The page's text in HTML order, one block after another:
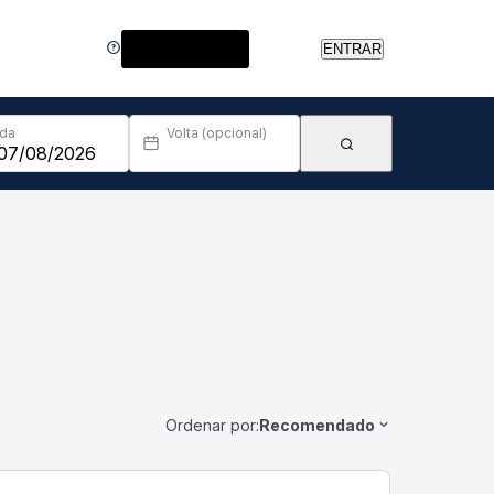
ENTRAR
Volta (opcional)
Ordenar por:Recomendado